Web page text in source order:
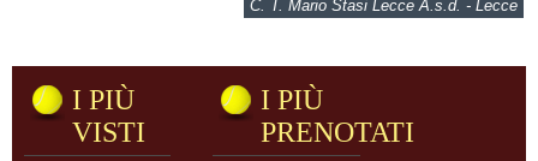
C. T. Mario Stasi Lecce A.s.d. - Lecce
I PIÙ
VISTI
I PIÙ
PRENOTATI